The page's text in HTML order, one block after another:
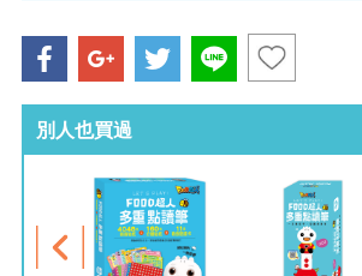
別人也買過